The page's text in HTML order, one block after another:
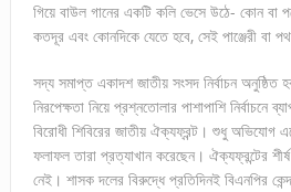
গিয়ে বাউল গানের একটি কলি ভেসে উঠে- কোন বা
কতদূর এবং কোনদিকে যেতে হবে, সেই পাঞ্জেরী বা
সদ্য সমাপ্ত একাদশ জাতীয় সংসদ নির্বাচন অনুষ্ঠিত
নিরপেক্ষতা নিয়ে প্রশ্নতোলার পাশাপাশি নির্বাচনে
বিরোধী শিবিরের জাতীয় ঐক্যফ্রন্ট। শুধু অভিযোগ
ফলাফল তারা প্রত্যাখান করেছেন। ঐক্যফ্রন্টের
নেই। শাসক দলের বিরুদ্ধে প্রতিদিনই বিএনপির